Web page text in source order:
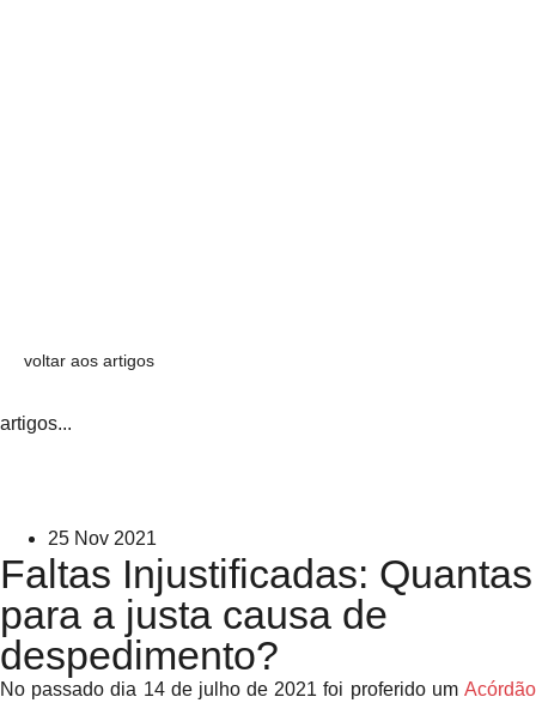
voltar aos artigos
artigos...
25 Nov 2021
Faltas Injustificadas: Quantas
para a justa causa de
despedimento?
No passado dia 14 de julho de 2021 foi proferido um Acórdão